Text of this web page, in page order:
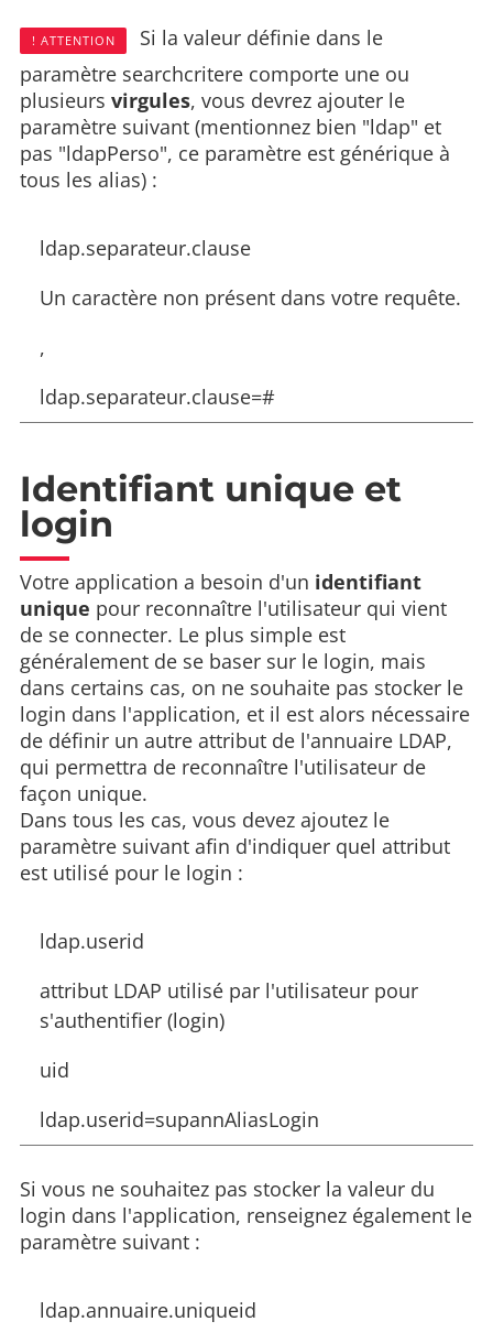
! ATTENTION
Si la valeur définie dans le
paramètre searchcritere comporte une ou
plusieurs virgules, vous devrez ajouter le
paramètre suivant (mentionnez bien "ldap" et
pas "ldapPerso", ce paramètre est générique à
tous les alias) :
ldap.separateur.clause
Un caractère non présent dans votre requête.
,
ldap.separateur.clause=#
Identifiant unique et
login
Votre application a besoin d'un identifiant
unique pour reconnaître l'utilisateur qui vient
de se connecter. Le plus simple est
généralement de se baser sur le login, mais
dans certains cas, on ne souhaite pas stocker le
login dans l'application, et il est alors nécessaire
de définir un autre attribut de l'annuaire LDAP,
qui permettra de reconnaître l'utilisateur de
façon unique.
Dans tous les cas, vous devez ajoutez le
paramètre suivant afin d'indiquer quel attribut
est utilisé pour le login :
ldap.userid
attribut LDAP utilisé par l'utilisateur pour
s'authentifier (login)
uid
ldap.userid=supannAliasLogin
Si vous ne souhaitez pas stocker la valeur du
login dans l'application, renseignez également le
paramètre suivant :
ldap.annuaire.uniqueid